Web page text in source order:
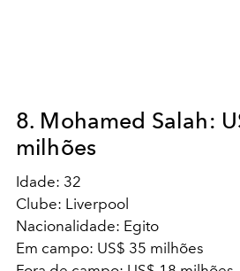
8. Mohamed Salah:
milhões
Idade: 32
Clube: Liverpool
Nacionalidade: Egito
Em campo: US$ 35 milhões